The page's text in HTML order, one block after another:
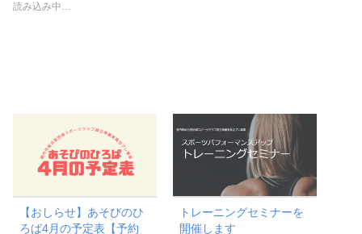
読み込み中…
【おしらせ】あそびのひ
ろば4月の予定表【予約
トレーニングセミナーを
開催します